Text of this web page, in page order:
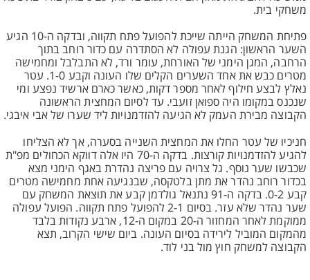
משחקי בית.
פתיחת המשחק הייתה שייכת להפועל פתח תקווה, ובדקה ה-10 הגיע
השער הראשון: הגנת עפולה לא הסתדרה עם כדור רוחב בתוך
הרחבה, המגן הימני של האורחת, עומר ורד, לא התבלבל ומחמישה
מטרים כבש את אחד השערים הקלים שלו העונה וקבע 1-0. עטר
נאלץ לבצע חילוף לאחר מספר דקות, כאשר כארם ארשיד נפצע ומי
שנכנס במקומו היה ספואן זועבי. עד לסיום המחצית הראשונה
הקבוצה מבירת העמק לא הגיעה להזדמנויות ליד שערו של אבי איבגי.
חניכיו של עטר החלו את המחצית השנייה בסערה, אך לא הצליחו
להגיע להזדמנויות קורצות. בדקה ה-70 היו אלה דווקא הכחולים מפ"ת
שכבשו שער נוסף. גל צרויה עם פריצה נהדרת באגף הימני מצא
בכדור רוחב נהדר את מתן בלטקסה, שבנגיעה אחת מחמישה מטרים
קבע 0-2. בדקה ה-91 נתנאל גולדמן קבע את תוצאת המשחק עם
שער נהדר שלא עזר. בסיום 2-1 להפועל פתח תקווה. הפועל עפולה
ממוקמת לאחר המחזור ה-20 במקום ה-12, ארבע נקודות בלבד
מהמקום המוביל לירידה בסיום העונה. ביום שישי הקרוב, תצא
הקבוצה למשחק חוץ מול בני לוד.